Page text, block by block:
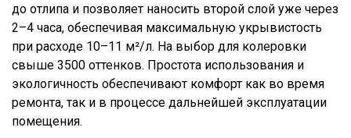
до отлипа и позволяет наносить второй слой уже через
2–4 часа, обеспечивая максимальную укрывистость
при расходе 10–11 м²/л. На выбор для колеровки
свыше 3500 оттенков. Простота использования и
экологичность обеспечивают комфорт как во время
ремонта, так и в процессе дальнейшей эксплуатации
помещения.